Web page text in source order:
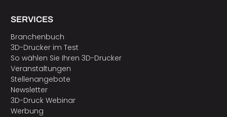
SERVICES
Branchenbuch
3D-Drucker im Test
So wählen Sie Ihren 3D-Drucker
Veranstaltungen
Stellenangebote
Newsletter
3D-Druck Webinar
Werbung